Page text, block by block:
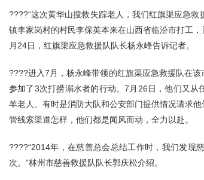
????“这次黄华山搜救失踪老人，我们红旗渠应急
镇李家岗村的村民李保英本来在山西省临汾市打工
月24日，红旗渠应急救援队队长杨永峰告诉记者。
????进入7月，杨永峰带领的红旗渠应急救援队在
参加了3次打捞溺水者的行动。7月26日，他们又
羊老人。有时是消防大队和公安部门提供情况请求
管线索渠道怎样，他们都是闻风而动，全力以赴。
????“2014年，在慈善总会总结工作时，我们发现
次。”林州市慈善救援队队长郭庆松介绍。